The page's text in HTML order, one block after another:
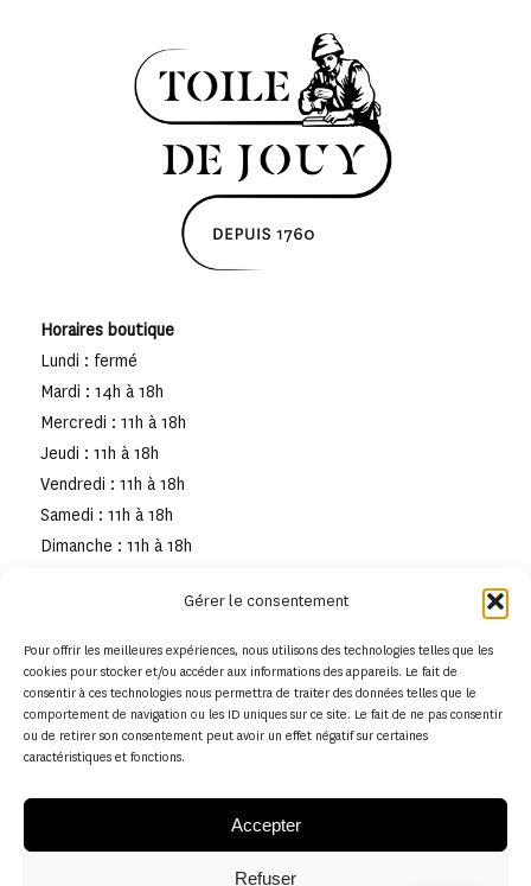
Gérer le consentement
Pour offrir les meilleures expériences, nous utilisons des technologies telles que les
cookies pour stocker et/ou accéder aux informations des appareils. Le fait de
consentir à ces technologies nous permettra de traiter des données telles que le
comportement de navigation ou les ID uniques sur ce site. Le fait de ne pas consentir
ou de retirer son consentement peut avoir un effet négatif sur certaines
caractéristiques et fonctions.
Accepter
Refuser
Horaires boutique
Lundi : fermé
Mardi : 14h à 18h
Mercredi : 11h à 18h
Jeudi : 11h à 18h
Vendredi : 11h à 18h
Samedi : 11h à 18h
Dimanche : 11h à 18h